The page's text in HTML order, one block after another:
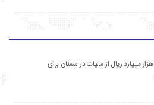
تخصیص ۱۸ هزار میلیارد ریال از مالیات در سمنان برای